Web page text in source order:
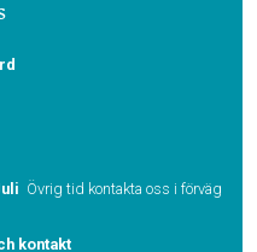
Övrig tid kontakta oss i förväg
kontakt